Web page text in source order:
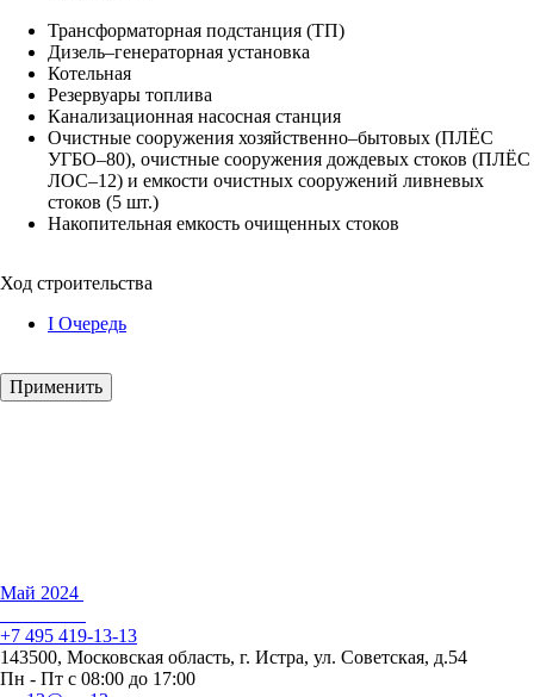
Трансформаторная подстанция (ТП)
Дизель–генераторная установка
Котельная
Резервуары топлива
Канализационная насосная станция
Очистные сооружения хозяйственно–бытовых (ПЛЁС
УГБО–80), очистные сооружения дождевых стоков (ПЛЁС
ЛОС–12) и емкости очистных сооружений ливневых
стоков (5 шт.)
Накопительная емкость очищенных стоков
Ход строительства
I Очередь
Май 2024
+7 495 419-13-13
143500, Московская область, г. Истра, ул. Советская, д.54
Пн - Пт с 08:00 до 17:00